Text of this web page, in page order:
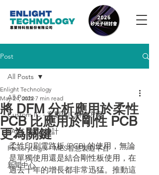
Post
All Posts
Custom IC - 客製化IC解決方案
PADS - PCB設計
FactoryLogix - MES智慧製造平台
新聞中心
All Posts
將 DFM 分析應用於柔性
PCB 比應用於剛性 PCB
更為關鍵
Enlight Technology
May 24, 2022 7 min read
柔性印刷電路板 (PCB) 的使用，無論
是單獨使用還是結合剛性板使用，在
過去十年的增長都非常迅猛。推動這